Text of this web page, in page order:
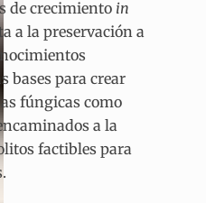
de crecimiento in
a la preservación a
bases para crear
fúngicas como
a la
factibles para